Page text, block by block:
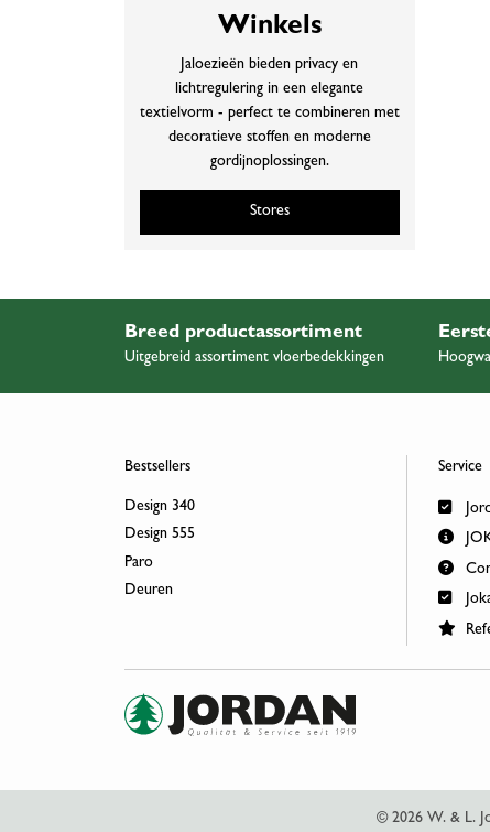
Winkels
Jaloezieën bieden privacy en
lichtregulering in een elegante
textielvorm - perfect te combineren met
decoratieve stoffen en moderne
gordijnoplossingen.
Stores
Breed productassortiment
Uitgebreid assortiment vloerbedekkingen
Bestsellers
Design 340
Design 555
Paro
Deuren
Service
© 2026 W. & L.